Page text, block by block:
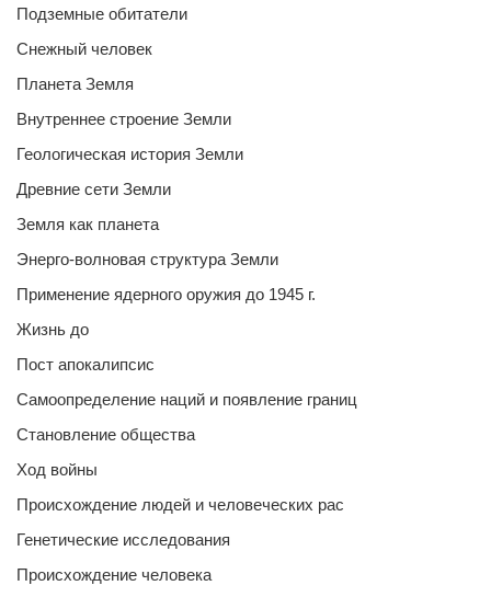
Подземные обитатели
Снежный человек
Планета Земля
Внутреннее строение Земли
Геологическая история Земли
Древние сети Земли
Земля как планета
Энерго-волновая структура Земли
Применение ядерного оружия до 1945 г.
Жизнь до
Пост апокалипсис
Самоопределение наций и появление границ
Становление общества
Ход войны
Происхождение людей и человеческих рас
Генетические исследования
Происхождение человека